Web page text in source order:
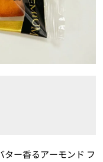
ー香るアーモンド フ